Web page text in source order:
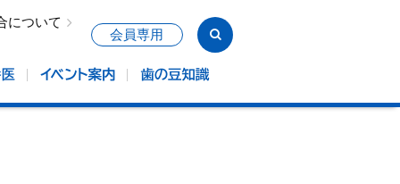
について
会員専用